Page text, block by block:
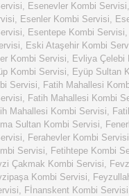
, Esenevler Kombi Servisi,
, Esenler Kombi Servisi,
, Esentepe Kombi Servisi,
, Eski Ataşehir Kombi
Kombi Servisi, Evliya Çelebi
Kombi Servisi, Eyüp Sultan
Servisi, Fatih Mahallesi
, Fatih Mahallesi Kombi
Mahallesi Kombi Servisi,
Sultan Kombi Servisi,
, Ferahevler Kombi Servisi
Servisi, Fetihtepe Kombi
Çakmak Kombi Servisi,
Kombi Servisi,
, Fİnanskent Kombi Servisi